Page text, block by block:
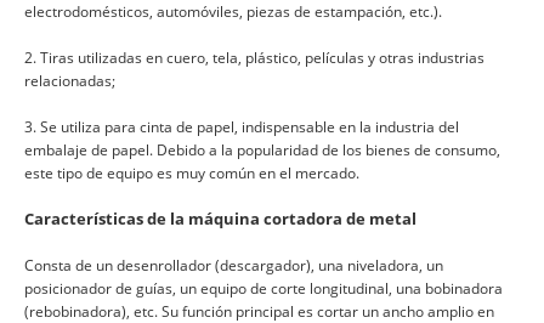
electrodomésticos, automóviles, piezas de estampación, etc.).
2. Tiras utilizadas en cuero, tela, plástico, películas y otras industrias
relacionadas;
3. Se utiliza para cinta de papel, indispensable en la industria del
embalaje de papel. Debido a la popularidad de los bienes de consumo,
este tipo de equipo es muy común en el mercado.
Características de la máquina cortadora de metal
Consta de un desenrollador (descargador), una niveladora, un
posicionador de guías, un equipo de corte longitudinal, una bobinadora
(rebobinadora), etc. Su función principal es cortar un ancho amplio en